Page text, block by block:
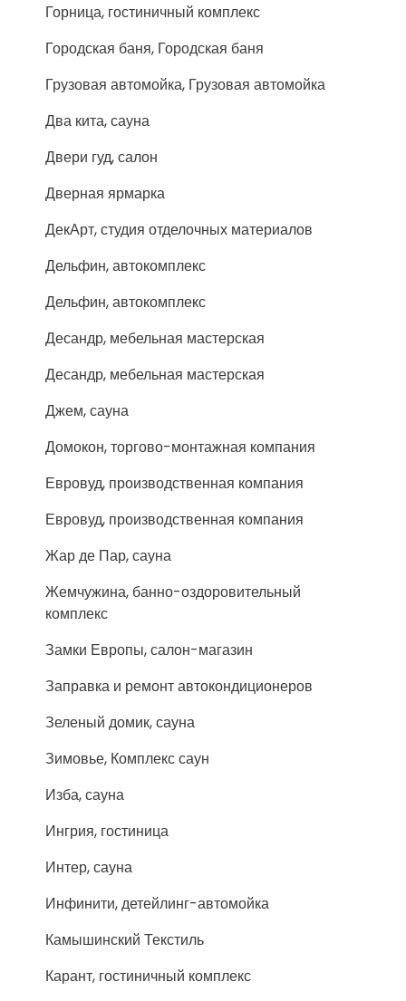
Горница, гостиничный комплекс
Городская баня, Городская баня
Грузовая автомойка, Грузовая автомойка
Два кита, сауна
Двери гуд, салон
Дверная ярмарка
ДекАрт, студия отделочных материалов
Дельфин, автокомплекс
Дельфин, автокомплекс
Десандр, мебельная мастерская
Десандр, мебельная мастерская
Джем, сауна
Домокон, торгово-монтажная компания
Евровуд, производственная компания
Евровуд, производственная компания
Жар де Пар, сауна
Жемчужина, банно-оздоровительный
комплекс
Замки Европы, салон-магазин
Заправка и ремонт автокондиционеров
Зеленый домик, сауна
Зимовье, Комплекс саун
Изба, сауна
Ингрия, гостиница
Интер, сауна
Инфинити, детейлинг-автомойка
Камышинский Текстиль
Карант, гостиничный комплекс